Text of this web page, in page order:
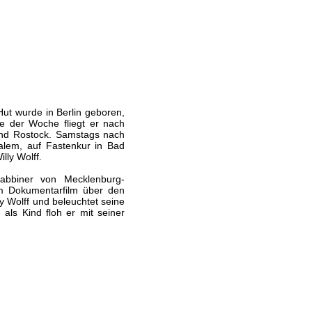
wurde in Berlin geboren,
der Woche fliegt er nach
Rostock. Samstags nach
auf Fastenkur in Bad
Wolff.
von Mecklenburg-
Dokumentarfilm über den
Wolff und beleuchtet seine
als Kind floh er mit seiner